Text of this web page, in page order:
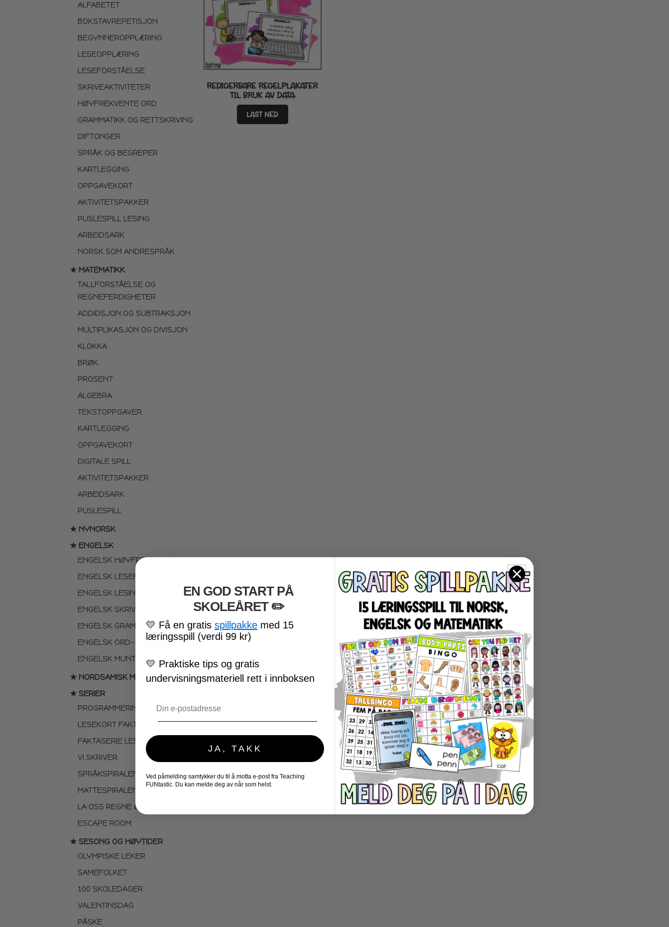
ALFABETET
BOKSTAVREPETISJON
BEGYNNEROPPLÆRING
LESEOPPLÆRING
LESEFORSTÅELSE
SKRIVEAKTIVITETER
HØYFREKVENTE ORD
GRAMMATIKK OG RETTSKRIVING
DIFTONGER
SPRÅK OG BEGREPER
KARTLEGGING
OPPGAVEKORT
AKTIVITETSPAKKER
PUSLESPILL LESING
ARBEIDSARK
NORSK SOM ANDRESPRÅK
★ MATEMATIKK
TALLFORSTÅELSE OG
REGNEFERDIGHETER
ADDIDSJON OG SUBTRAKSJON
MULTIPLIKASJON OG DIVISJON
KLOKKA
BRØK
PROSENT
ALGEBRA
TEKSTOPPGAVER
KARTLEGGING
OPPGAVEKORT
DIGITALE SPILL
AKTIVITETSPAKKER
ARBEIDSARK
PUSLESPILL
★ NYNORSK
★ ENGELSK
ENGELSK HØYFREKVENTE ORD
ENGELSK LESEFORSTÅELSE
ENGELSK LESING
ENGELSK SKRIVING
ENGELSK GRAMATIKK
ENGELSK ORD- OG BEGREPER
ENGELSK MUNTLIG
★ NORDSAMISK MATERIELL
★ SERIER
PROGRAMMERING
LESEKORT FAKTA
FAKTASERIE LESING
VI SKRIVER
SPRÅKSPIRALEN
MATTESPIRALEN
LA OSS REGNE ØVEBØKER
ESCAPE ROOM
★ SESONG OG HØYTIDER
OLYMPISKE LEKER
SAMEFOLKET
100 SKOLEDAGER
VALENTINSDAG
PÅSKE
REDIGERBARE REGELPLAKATER
TIL BRUK AV DATA
LAST NED
EN GOD START PÅ
SKOLEÅRET​ ✏️
💛 Få en gratis spillpakke med 15
læringsspill (verdi 99 kr)
💛 Praktiske tips og gratis
undervisningsmateriell rett i innboksen
JA, TAKK
Ved påmelding samtykker du til å motta e-post fra Teaching
FUNtastic. Du kan melde deg av når som helst.